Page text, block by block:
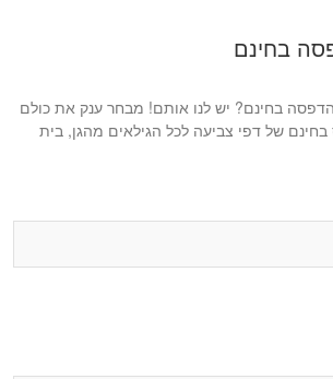
בחינם
בחינם? יש לנו אותם! מבחר ענק את כולם
של דפי צביעה לכל הגילאים מהגן, בית